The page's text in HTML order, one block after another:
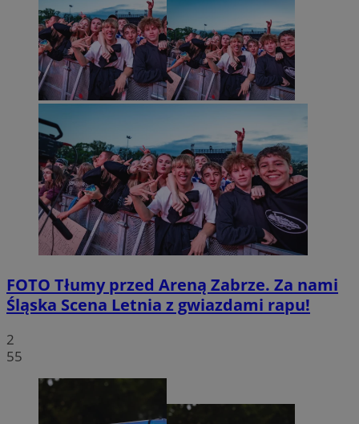
FOTO Tłumy przed Areną Zabrze. Za nami
Śląska Scena Letnia z gwiazdami rapu!
2
55